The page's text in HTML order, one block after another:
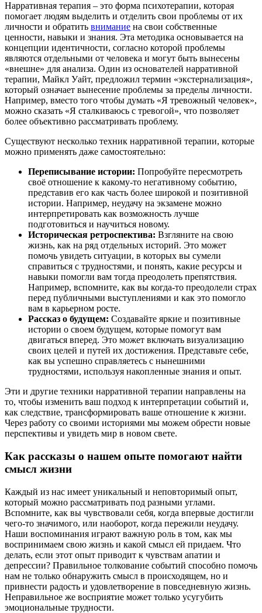
Нарративная терапия – это форма психотерапии, которая
помогает людям выделить и отделить свои проблемы от их
личности и обратить внимание на свои собственные
ценности, навыки и знания. Эта методика основывается на
концепции идентичности, согласно которой проблемы
являются отдельными от человека и могут быть вынесены
«внешне» для анализа. Один из основателей нарративной
терапии, Майкл Уайт, предложил термин «экстернализация»,
который означает вынесение проблемы за пределы личности.
Например, вместо того чтобы думать «Я тревожный человек»,
можно сказать «Я сталкиваюсь с тревогой», что позволяет
более объективно рассматривать проблему.
Существуют несколько техник нарративной терапии, которые
можно применять даже самостоятельно:
Переписывание истории: Попробуйте пересмотреть
своё отношение к какому-то негативному событию,
представив его как часть более широкой и позитивной
истории. Например, неудачу на экзамене можно
интерпретировать как возможность лучше
подготовиться и научиться новому.
Историческая ретроспектива: Взгляните на свою
жизнь, как на ряд отдельных историй. Это может
помочь увидеть ситуации, в которых вы сумели
справиться с трудностями, и понять, какие ресурсы и
навыки помогли вам тогда преодолеть препятствия.
Например, вспомните, как вы когда-то преодолели страх
перед публичными выступлениями и как это помогло
вам в карьерном росте.
Рассказ о будущем: Создавайте яркие и позитивные
истории о своем будущем, которые помогут вам
двигаться вперед. Это может включать визуализацию
своих целей и путей их достижения. Представьте себе,
как вы успешно справляетесь с нынешними
трудностями, используя накопленные знания и опыт.
Эти и другие техники нарративной терапии направлены на
то, чтобы изменить ваш подход к интерпретации событий и,
как следствие, трансформировать ваше отношение к жизни.
Через работу со своими историями мы можем обрести новые
перспективы и увидеть мир в новом свете.
Как рассказы о нашем опыте помогают найти
смысл жизни
Каждый из нас имеет уникальный и неповторимый опыт,
который можно рассматривать под разными углами.
Вспомните, как вы чувствовали себя, когда впервые достигли
чего-то значимого, или наоборот, когда пережили неудачу.
Наши воспоминания играют важную роль в том, как мы
воспринимаем свою жизнь и какой смысл ей придаем. Что
делать, если этот опыт приводит к чувствам апатии и
депрессии? Правильное толкование событий способно помочь
нам не только обнаружить смысл в происходящем, но и
привнести радость и удовлетворение в повседневную жизнь.
Неправильное же восприятие может только усугубить
эмоциональные трудности.